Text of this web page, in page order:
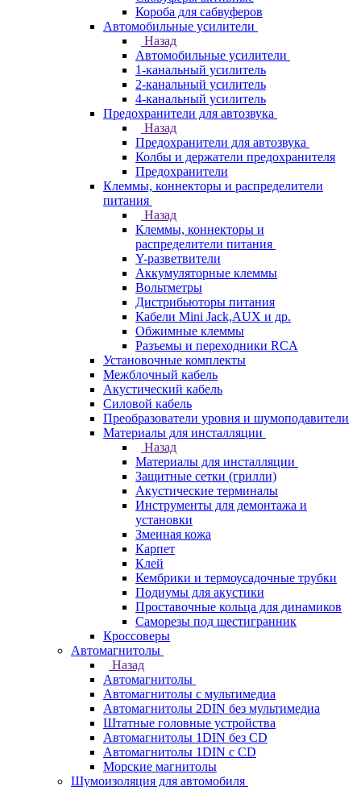
Короба для сабвуферов
Автомобильные усилители
Назад
Автомобильные усилители
1-канальный усилитель
2-канальный усилитель
4-канальный усилитель
Предохранители для автозвука
Назад
Предохранители для автозвука
Колбы и держатели предохранителя
Предохранители
Клеммы, коннекторы и распределители
питания
Назад
Клеммы, коннекторы и
распределители питания
Y-разветвители
Аккумуляторные клеммы
Вольтметры
Дистрибьюторы питания
Кабели Mini Jack,AUX и др.
Обжимные клеммы
Разъемы и переходники RCA
Установочные комплекты
Межблочный кабель
Акустический кабель
Силовой кабель
Преобразователи уровня и шумоподавители
Материалы для инсталляции
Назад
Материалы для инсталляции
Защитные сетки (грилли)
Акустические терминалы
Инструменты для демонтажа и
установки
Змеиная кожа
Карпет
Клей
Кембрики и термоусадочные трубки
Подиумы для акустики
Проставочные кольца для динамиков
Саморезы под шестигранник
Кроссоверы
Автомагнитолы
Назад
Автомагнитолы
Автомагнитолы с мультимедиа
Автомагнитолы 2DIN без мультимедиа
Штатные головные устройства
Автомагнитолы 1DIN без CD
Автомагнитолы 1DIN с CD
Морские магнитолы
Шумоизоляция для автомобиля